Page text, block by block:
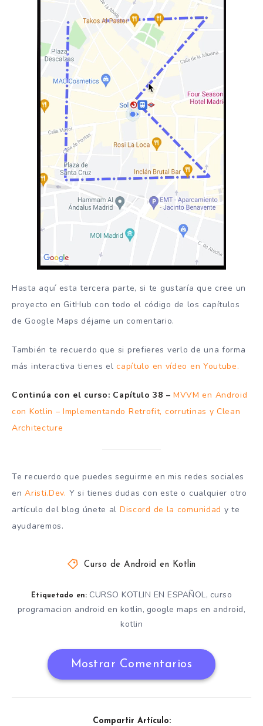
Hasta aquí esta tercera parte, si te gustaría que cree un
proyecto en GitHub con todo el código de los capítulos
de Google Maps déjame un comentario.
También te recuerdo que si prefieres verlo de una forma
más interactiva tienes elcapítulo en vídeo en Youtube.
Continúa con el curso: Capítulo 38 – MVVM en Android
con Kotlin – Implementando Retrofit, corrutinas y Clean
Architecture
Te recuerdo que puedes seguirme en mis redes sociales
en Aristi.Dev. Y si tienes dudas con este o cualquier otro
artículo del blog únete al Discord de la comunidad y te
ayudaremos.
Curso de Android en Kotlin
Etiquetado en: CURSO KOTLIN EN ESPAÑOL, curso
programacion android en kotlin, google maps en android,
kotlin
Mostrar Comentarios
Compartir Artículo: